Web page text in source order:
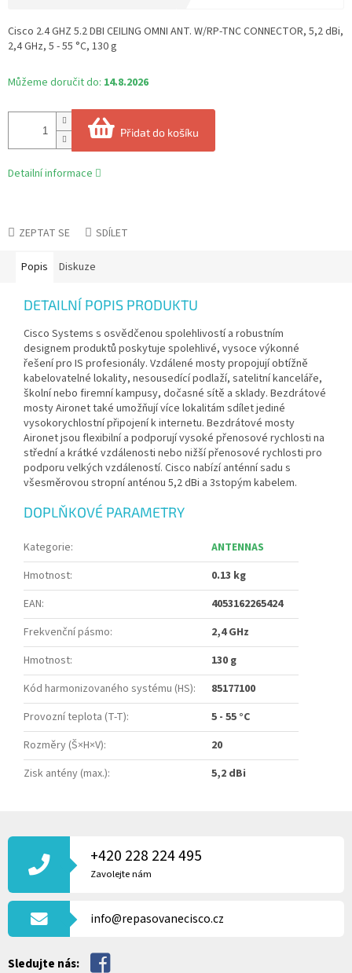
cena:
Můžeme doručit do: 14.8.2026
Přidat do košíku
Cisco 2.4 GHZ 5.2 DBI CEILING OMNI ANT. W/RP-TNC CONNECTOR, 5,2 dBi,
2,4 GHz, 5 - 55 °C, 130 g
Detailní informace
ZEPTAT SE SDÍLET
Popis Diskuze
DETAILNÍ POPIS PRODUKTU
Cisco Systems s osvědčenou spolehlivostí a robustním
designem produktů poskytuje spolehlivé, vysoce výkonné
řešení pro IS profesionály. Vzdálené mosty propojují obtížně
kabelovatelné lokality, nesousedící podlaží, satelitní kanceláře,
školní nebo firemní kampusy, dočasné sítě a sklady. Bezdrátové
mosty Aironet také umožňují více lokalitám sdílet jediné
vysokorychlostní připojení k internetu. Bezdrátové mosty
Aironet jsou flexibilní a podporují vysoké přenosové rychlosti na
střední a krátké vzdálenosti nebo nižší přenosové rychlosti pro
podporu velkých vzdáleností. Cisco nabízí anténní sadu s
všesměrovou stropní anténou 5,2 dBi a 3stopým kabelem.
DOPLŇKOVÉ PARAMETRY
Kategorie:
ANTENNAS
Hmotnost:
0.13 kg
EAN:
4053162265424
Frekvenční pásmo:
2,4 GHz
Hmotnost:
130 g
Kód harmonizovaného systému (HS):
85177100
Provozní teplota (T-T):
5 - 55 °C
Rozměry (Š×H×V):
20
Zisk antény (max.): 5,2 dBi
Á
T
+420 228 224 495
Zavolejte nám
info@repasovanecisco.cz
Sledujte nás: